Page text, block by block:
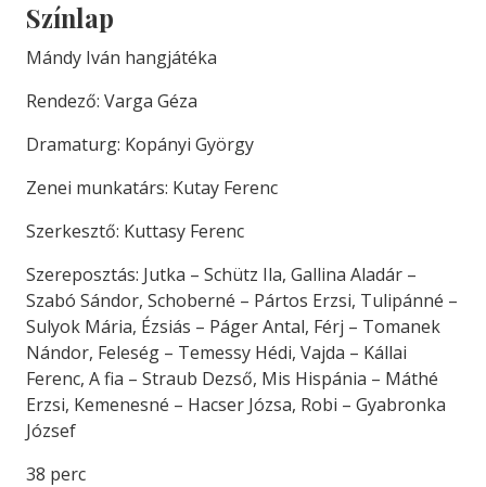
Színlap
Mándy Iván hangjátéka
Rendező: Varga Géza
Dramaturg: Kopányi György
Zenei munkatárs: Kutay Ferenc
Szerkesztő: Kuttasy Ferenc
Szereposztás: Jutka – Schütz Ila, Gallina Aladár –
Szabó Sándor, Schoberné – Pártos Erzsi, Tulipánné –
Sulyok Mária, Ézsiás – Páger Antal, Férj – Tomanek
Nándor, Feleség – Temessy Hédi, Vajda – Kállai
Ferenc, A fia – Straub Dezső, Mis Hispánia – Máthé
Erzsi, Kemenesné – Hacser Józsa, Robi – Gyabronka
József
38 perc